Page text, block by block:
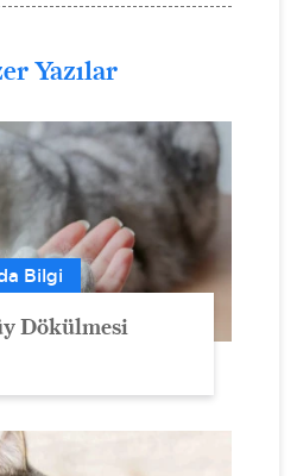
Yazılar
Bilgi
Dökülmesi